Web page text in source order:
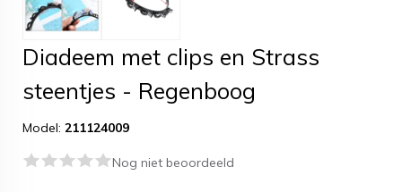
Diadeem met clips en Strass
steentjes - Regenboog
Model: 211124009
Nog niet beoordeeld